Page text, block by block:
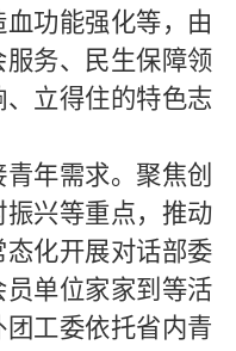
功能强化等，由
务、民生保障领
立得住的特色志
年需求。聚焦创
兴等重点，推动
化开展对话部委
单位家家到等活
工委依托省内青